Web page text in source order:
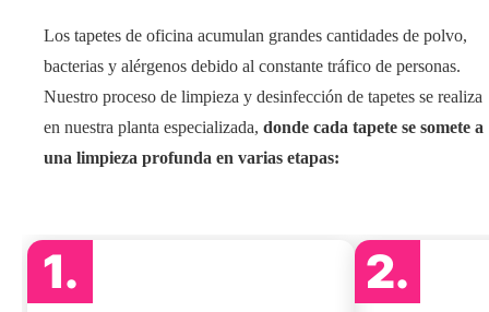
Los tapetes de oficina acumulan grandes cantidades de polvo,
bacterias y alérgenos debido al constante tráfico de personas.
Nuestro proceso de limpieza y desinfección de tapetes se realiza
en nuestra planta especializada,donde cada tapete se somete a
una limpieza profunda en varias etapas:
1. 2.